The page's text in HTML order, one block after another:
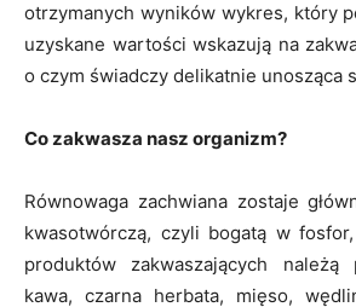
otrzymanych wyników wykres, który
uzyskane wartości wskazują na
o czym świadczy delikatnie unosząca
Co zakwasza nasz organizm?
Równowaga zachwiana zostaje
kwasotwórczą, czyli bogatą w
produktów zakwaszających należą
kawa, czarna herbata, mięso,